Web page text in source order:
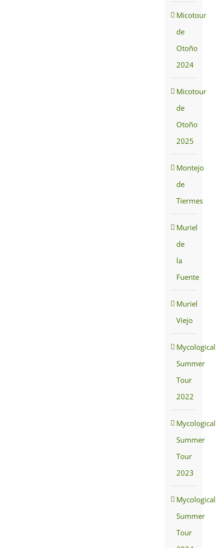
Micotour
de
Otoño
2024
Micotour
de
Otoño
2025
Montejo
de
Tiermes
Muriel
de
la
Fuente
Muriel
Viejo
Mycological
Summer
Tour
2022
Mycological
Summer
Tour
2023
Mycological
Summer
Tour